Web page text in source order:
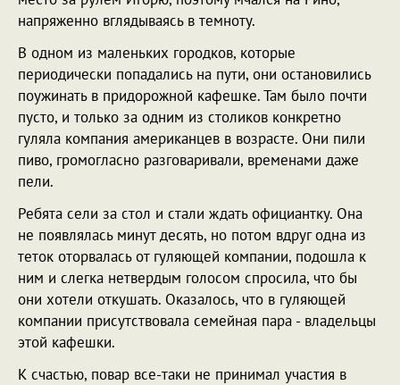
напряженно вглядываясь в темноту.
В одном из маленьких городков, которые
периодически попадались на пути, они остановились
поужинать в придорожной кафешке. Там было почти
пусто, и только за одним из столиков конкретно
гуляла компания американцев в возрасте. Они пили
пиво, громогласно разговаривали, временами даже
пели.
Ребята сели за стол и стали ждать официантку. Она
не появлялась минут десять, но потом вдруг одна из
теток оторвалась от гуляющей компании, подошла к
ним и слегка нетвердым голосом спросила, что бы
они хотели откушать. Оказалось, что в гуляющей
компании присутствовала семейная пара - владельцы
этой кафешки.
К счастью, повар все-таки не принимал участия в